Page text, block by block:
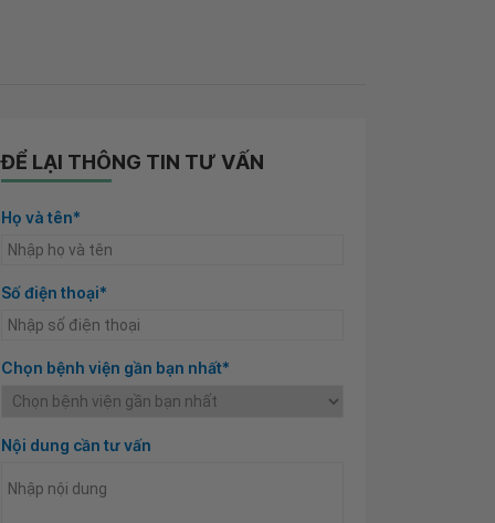
ĐỂ LẠI THÔNG TIN TƯ VẤN
Họ và tên*
Số điện thoại*
Chọn bệnh viện gần bạn nhất*
Nội dung cần tư vấn